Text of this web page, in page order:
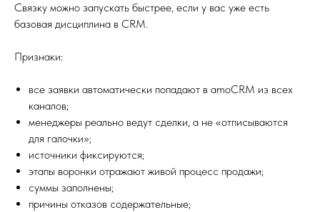
Связку можно запускать быстрее, если у вас уже есть
базовая дисциплина в CRM.
Признаки:
все заявки автоматически попадают в amoCRM из всех
каналов;
менеджеры реально ведут сделки, а не «отписываются
для галочки»;
источники фиксируются;
этапы воронки отражают живой процесс продажи;
суммы заполнены;
причины отказов содержательные;